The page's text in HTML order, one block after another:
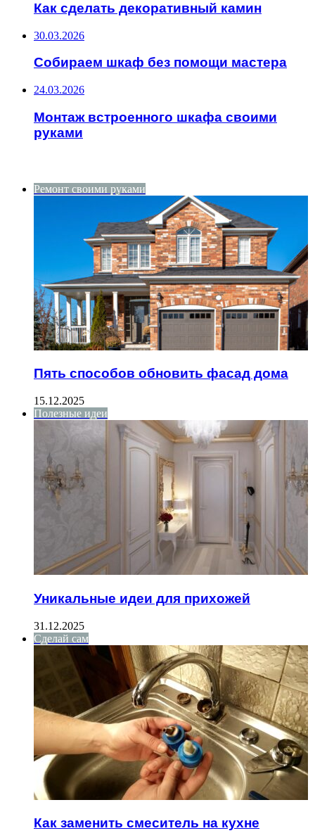
Как сделать декоративный камин
30.03.2026
Собираем шкаф без помощи мастера
24.03.2026
Монтаж встроенного шкафа своими
руками
Ремонт своими руками
Пять способов обновить фасад дома
15.12.2025
Полезные идеи
Уникальные идеи для прихожей
31.12.2025
Сделай сам
Как заменить смеситель на кухне